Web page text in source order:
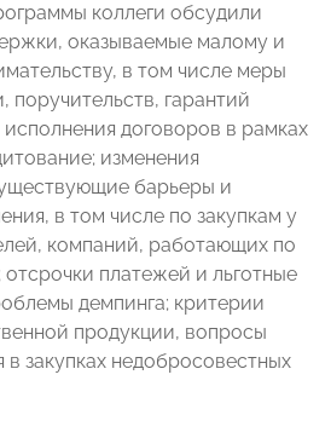
коллеги обсудили
оказываемые малому и
в том числе меры
гарантий
исполнения договоров в рамках
изменения
барьеры и
в том числе по закупкам у
компаний, работающих по
отсрочки платежей и льготные
демпинга; критерии
продукции, вопросы
в закупках недобросовестных